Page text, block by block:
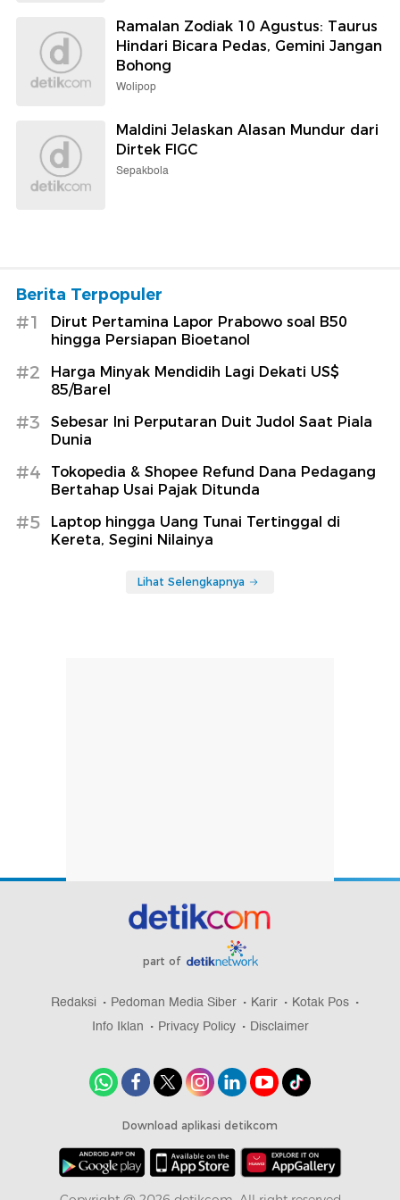
Ramalan Zodiak 10 Agustus: Taurus
Hindari Bicara Pedas, Gemini Jangan
Bohong
Wolipop
Maldini Jelaskan Alasan Mundur dari
Dirtek FIGC
Sepakbola
Berita Terpopuler
#1
Dirut Pertamina Lapor Prabowo soal B50
hingga Persiapan Bioetanol
#2
Harga Minyak Mendidih Lagi Dekati US$
85/Barel
#3
Sebesar Ini Perputaran Duit Judol Saat Piala
Dunia
#4
Tokopedia & Shopee Refund Dana Pedagang
Bertahap Usai Pajak Ditunda
#5
Laptop hingga Uang Tunai Tertinggal di
Kereta, Segini Nilainya
Lihat Selengkapnya
part of
Redaksi Pedoman Media Siber Karir
Kotak Pos
Info Iklan
Privacy Policy Disclaimer
Download aplikasi detikcom